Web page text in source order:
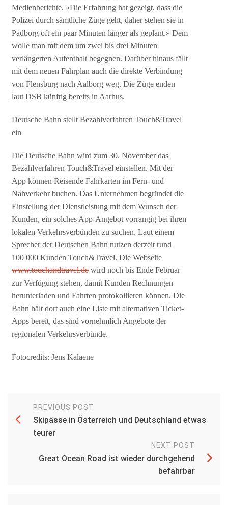
Medienberichte. «Die Erfahrung hat gezeigt, dass die
Polizei durch sämtliche Züge geht, daher stehen sie in
Padborg oft ein paar Minuten länger als geplant.» Dem
wolle man mit dem um zwei bis drei Minuten
verlängerten Aufenthalt begegnen. Darüber hinaus fällt
mit dem neuen Fahrplan auch die direkte Verbindung
von Flensburg nach Aalborg weg. Die Züge enden
laut DSB künftig bereits in Aarhus.
Deutsche Bahn stellt Bezahlverfahren Touch&Travel
ein
Die Deutsche Bahn wird zum 30. November das
Bezahlverfahren Touch&Travel einstellen. Mit der
App können Reisende Fahrkarten im Fern- und
Nahverkehr buchen. Das Unternehmen begründet die
Einstellung der Dienstleistung mit dem Wunsch der
Kunden, ein solches App-Angebot vorrangig bei ihren
lokalen Verkehrsverbünden zu suchen. Laut einem
Sprecher der Deutschen Bahn nutzen derzeit rund
100 000 Kunden Touch&Travel. Die Webseite
www.touchandtravel.dewird noch bis Ende Februar
zur Verfügung stehen, damit Kunden Rechnungen
herunterladen und Fahrten protokollieren können. Die
Bahn hält dort auch eine Liste mit alternativen Ticket-
Apps bereit, das sind vornehmlich Angebote der
regionalen Verkehrsverbünde.
Fotocredits: Jens Kalaene
PREVIOUS POST
Skipässe in Österreich und Deutschland etwas
teurer
NEXT POST
Great Ocean Road ist wieder durchgehend
befahrbar